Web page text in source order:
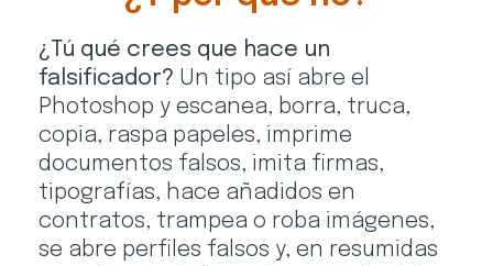
¿Tú qué crees que hace un
falsificador? Un tipo así abre el
Photoshop y escanea, borra, truca,
copia, raspa papeles, imprime
documentos falsos, imita firmas,
tipografías, hace añadidos en
contratos, trampea o roba imágenes,
se abre perfiles falsos y, en resumidas